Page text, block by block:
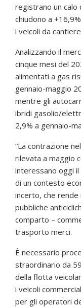
registrano un
chiudono a
i veicoli da
Analizzando il
cinque mesi del
alimentati a gas
gennaio-maggio
mentre gli
ibridi gasolio/
2,9% a gennaio-
“La contrazione
rilevata a maggio
interessano oggi
di un contesto
incerto, che rende
pubbliche
comparto –
trasporto merci.
È necessario
straordinario da
della flotta
i veicoli
per gli operatori